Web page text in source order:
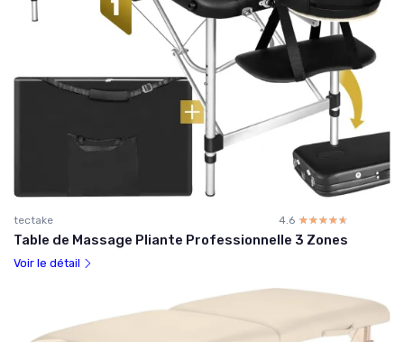
tectake 4.6 ☆☆☆☆☆
★★★★★
Table de Massage Pliante Professionnelle 3 Zones
Voir le détail